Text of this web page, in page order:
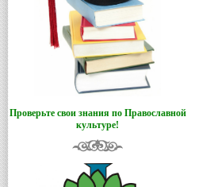
Проверьте свои знания по Православной
культуре!